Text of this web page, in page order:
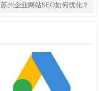
苏州企业网站SEO如何优化？